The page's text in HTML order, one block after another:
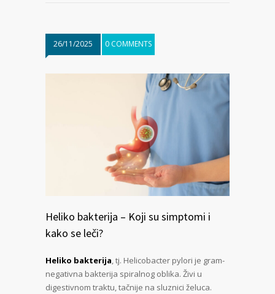
26/11/2025 0 COMMENTS
Heliko bakterija – Koji su simptomi i
kako se leči?
Heliko bakterija, tj. Helicobacter pylori je gram-
negativna bakterija spiralnog oblika. Živi u
digestivnom traktu, tačnije na sluznici želuca.